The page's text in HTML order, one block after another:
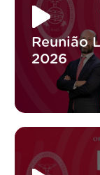
Reunião
2026